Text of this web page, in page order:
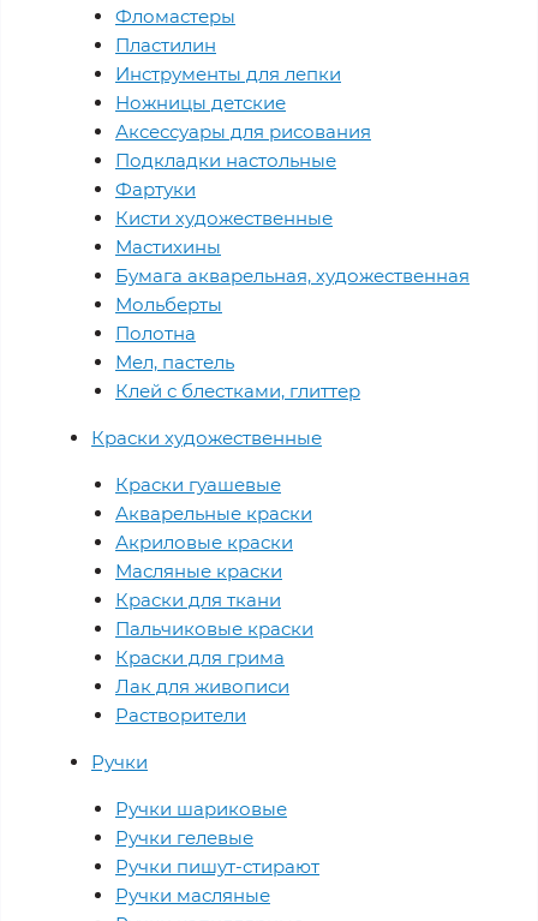
Фломастеры
Пластилин
Инструменты для лепки
Ножницы детские
Аксессуары для рисования
Подкладки настольные
Фартуки
Кисти художественные
Мастихины
Бумага акварельная, художественная
Мольберты
Полотна
Мел, пастель
Клей с блестками, глиттер
Краски художественные
Краски гуашевые
Акварельные краски
Акриловые краски
Масляные краски
Краски для ткани
Пальчиковые краски
Краски для грима
Лак для живописи
Растворители
Ручки
Ручки шариковые
Ручки гелевые
Ручки пишут-стирают
Ручки масляные